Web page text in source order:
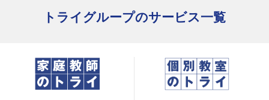
トライグループのサービス一覧